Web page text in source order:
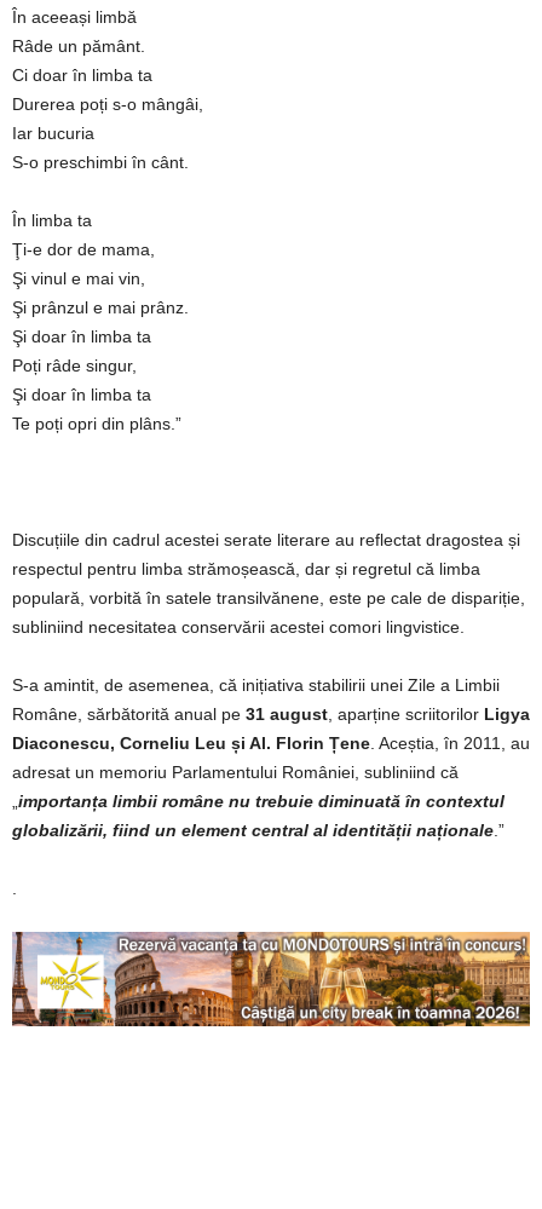
În aceeași limbă
Râde un pământ.
Ci doar în limba ta
Durerea poți s-o mângâi,
Iar bucuria
S-o preschimbi în cânt.
În limba ta
Ţi-e dor de mama,
Şi vinul e mai vin,
Şi prânzul e mai prânz.
Şi doar în limba ta
Poți râde singur,
Şi doar în limba ta
Te poți opri din plâns.”
Discuțiile din cadrul acestei serate literare au reflectat dragostea și
respectul pentru limba strămoșească, dar și regretul că limba
populară, vorbită în satele transilvănene, este pe cale de dispariție,
subliniind necesitatea conservării acestei comori lingvistice.
S-a amintit, de asemenea, că inițiativa stabilirii unei Zile a Limbii
Române, sărbătorită anual pe 31 august , aparține scriitorilor Ligya
Diaconescu, Corneliu Leu și Al. Florin Țene . Aceștia, în 2011, au
adresat un memoriu Parlamentului României, subliniind că
importanța limbii române nu trebuie diminuată în contextul
globalizării, fiind un element central al identității naționale .”